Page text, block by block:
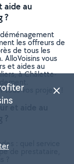
aide au
?
les offreurs de
de tous les
vous
et aides au
à Châlette-
tous vos projets !
et aide au
: quel service
de prestataire,